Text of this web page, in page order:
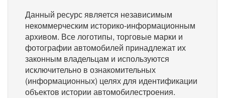
Данный ресурс является независимым
некоммерческим историко-информационным
архивом. Все логотипы, торговые марки и
фотографии автомобилей принадлежат их
законным владельцам и используются
исключительно в ознакомительных
(информационных) целях для идентификации
объектов истории автомобилестроения.